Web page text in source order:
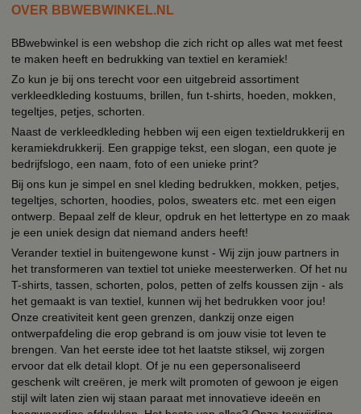
OVER BBWEBWINKEL.NL
BBwebwinkel is een webshop die zich richt op alles wat met feest
te maken heeft en bedrukking van textiel en keramiek!
Zo kun je bij ons terecht voor een uitgebreid assortiment
verkleedkleding kostuums, brillen, fun t-shirts, hoeden, mokken,
tegeltjes, petjes, schorten.
Naast de verkleedkleding hebben wij een eigen textieldrukkerij en
keramiekdrukkerij. Een grappige tekst, een slogan, een quote je
bedrijfslogo, een naam, foto of een unieke print?
Bij ons kun je simpel en snel kleding bedrukken, mokken, petjes,
tegeltjes, schorten, hoodies, polos, sweaters etc. met een eigen
ontwerp. Bepaal zelf de kleur, opdruk en het lettertype en zo maak
je een uniek design dat niemand anders heeft!
Verander textiel in buitengewone kunst - Wij zijn jouw partners in
het transformeren van textiel tot unieke meesterwerken. Of het nu
T-shirts, tassen, schorten, polos, petten of zelfs koussen zijn - als
het gemaakt is van textiel, kunnen wij het bedrukken voor jou!
Onze creativiteit kent geen grenzen, dankzij onze eigen
ontwerpafdeling die erop gebrand is om jouw visie tot leven te
brengen. Van het eerste idee tot het laatste stiksel, wij zorgen
ervoor dat elk detail klopt. Of je nu een gepersonaliseerd
geschenk wilt creëren, je merk wilt promoten of gewoon je eigen
stijl wilt laten zien wij staan paraat met innovatieve ideeën en